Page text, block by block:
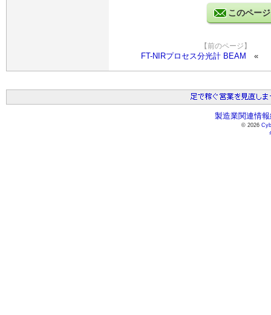
このペー
【前のページ】
FT-NIRプロセス分光計 BEAM
製造業関連情
© 2026